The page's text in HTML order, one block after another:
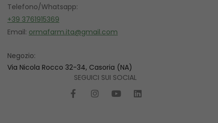
Telefono/Whatsapp:
+39 3761915369
Email: ormafarm.ita@gmail.com
Negozio:
Via Nicola Rocco 32-34, Casoria (NA)
SEGUICI SUI SOCIAL